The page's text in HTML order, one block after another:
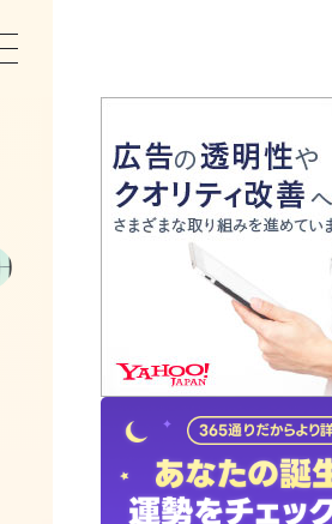
トップ
ユーザーの声
占いの流れ
おすすめの占い師
よくある質問